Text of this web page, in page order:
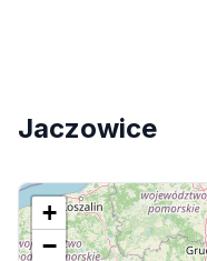
Jaczowice
+
−